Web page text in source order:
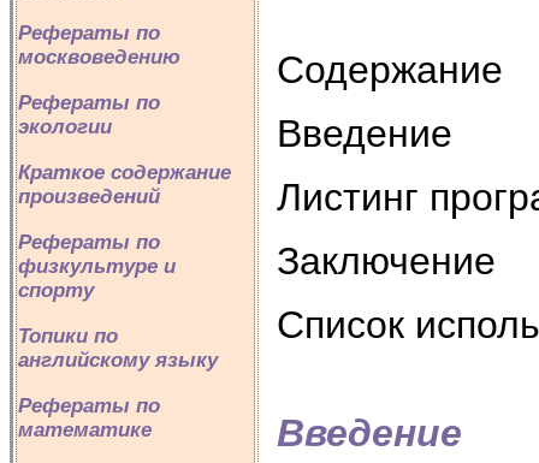
Рефераты по
москвоведению
Рефераты по
экологии
Краткое содержание
произведений
Рефераты по
физкультуре и
спорту
Топики по
английскому языку
Рефераты по
математике
Содержание
Введение
Листинг
Заключение
Список
Введение